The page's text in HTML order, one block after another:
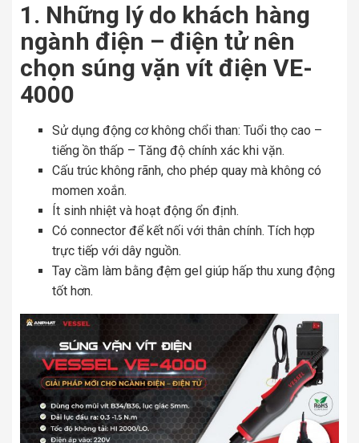
1. Những lý do khách hàng
ngành điện – điện tử nên
chọn súng vặn vít điện VE-
4000
Sử dụng động cơ không chổi than: Tuổi thọ cao –
tiếng ồn thấp – Tăng độ chính xác khi vặn.
Cấu trúc không rãnh, cho phép quay mà không có
momen xoắn.
Ít sinh nhiệt và hoạt động ổn định.
Có connector để kết nối với thân chính. Tích hợp
trực tiếp với dây nguồn.
Tay cầm làm bằng đệm gel giúp hấp thu xung động
tốt hơn.